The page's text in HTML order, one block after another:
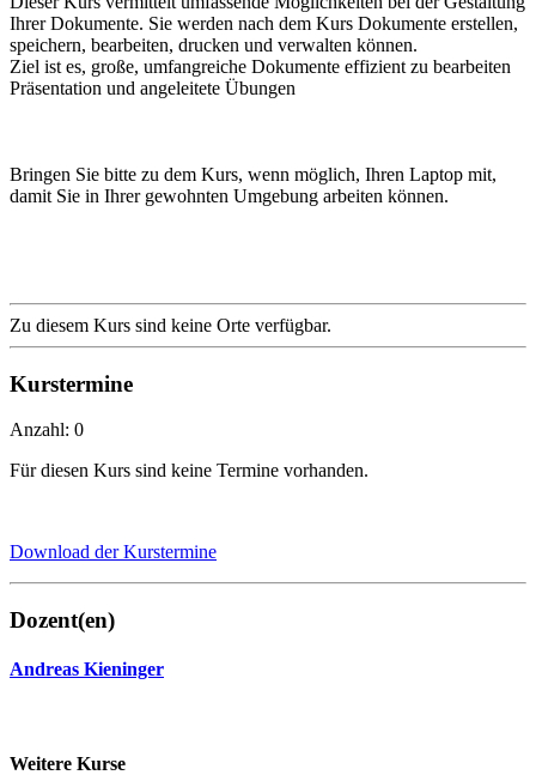
Ihrer Dokumente. Sie werden nach dem Kurs Dokumente erstellen,
speichern, bearbeiten, drucken und verwalten können.
Ziel ist es, große, umfangreiche Dokumente effizient zu bearbeiten
Präsentation und angeleitete Übungen
Bringen Sie bitte zu dem Kurs, wenn möglich, Ihren Laptop mit,
damit Sie in Ihrer gewohnten Umgebung arbeiten können.
Zu diesem Kurs sind keine Orte verfügbar.
Kurstermine
Anzahl: 0
Für diesen Kurs sind keine Termine vorhanden.
Download der Kurstermine
Dozent(en)
Andreas Kieninger
Weitere Kurse